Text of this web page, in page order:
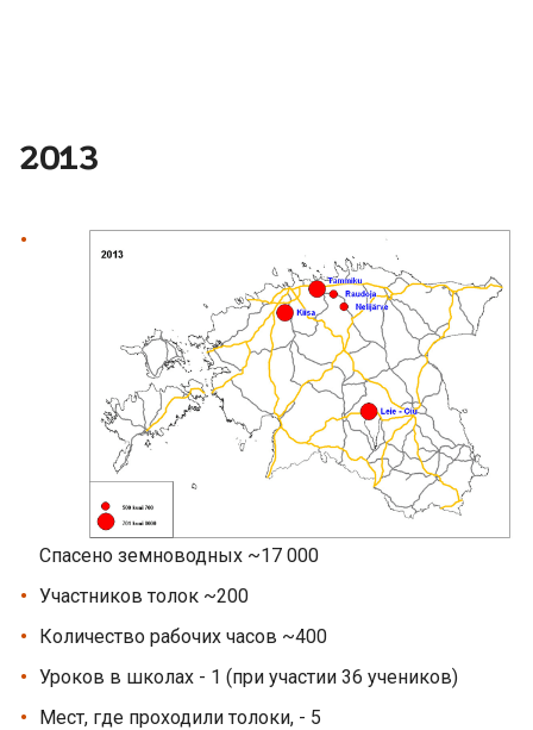
2013
Спасено земноводных ~17 000
Участников толок ~200
Количество рабочих часов ~400
Уроков в школах - 1 (при участии 36 учеников)
Мест, где проходили толоки, - 5